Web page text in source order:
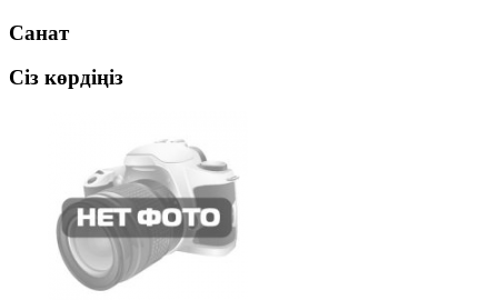
Санат
Сіз көрдіңіз